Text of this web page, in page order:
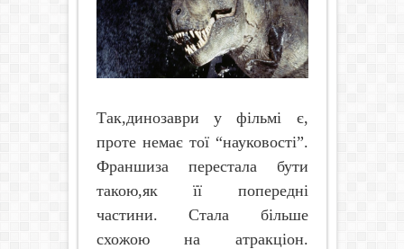
Так,динозаври у фільмі є,
проте немає тої “науковості”.
Франшиза перестала бути
такою,як її попередні
частини. Стала більше
схожою на атракціон.